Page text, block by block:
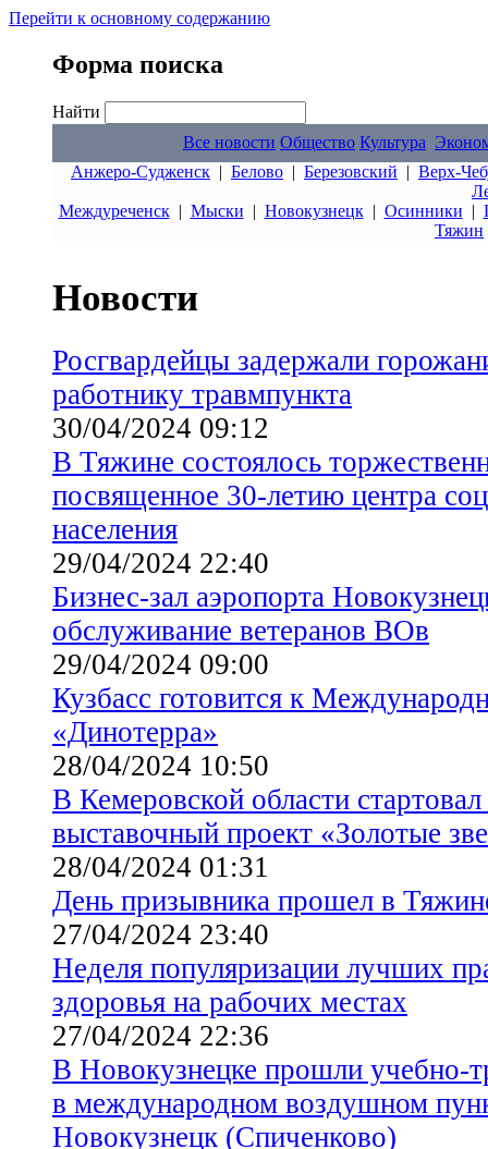
Перейти к основному содержанию
Форма поиска
Найти
Все новости Общество Культура
Анжеро-Судженск | Белово | Березовский | Верх-
Междуреченск| Мыски | Новокузнецк| Осинники |
Тяжин
Новости
Росгвардейцы задержали
работнику травмпункта
30/04/2024 09:12
В Тяжине состоялось
посвященное 30-летию центра
населения
29/04/2024 22:40
Бизнес-зал аэропорта
обслуживание ветеранов ВОв
29/04/2024 09:00
Кузбасс готовится к
«Динотерра»
28/04/2024 10:50
В Кемеровской области
выставочный проект «Золотые
28/04/2024 01:31
День призывника прошел в
27/04/2024 23:40
Неделя популяризации лучших
здоровья на рабочих местах
27/04/2024 22:36
В Новокузнецке прошли учебно-
в международном воздушном
Новокузнецк (Спиченково)